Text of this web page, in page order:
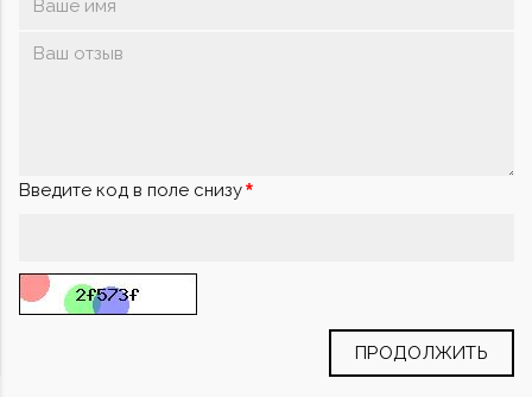
Введите код в поле снизу
ПРОДОЛЖИТЬ